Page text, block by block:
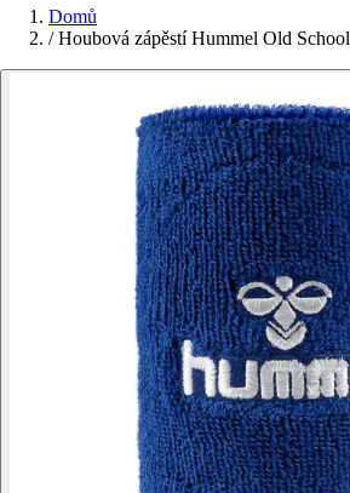
Domů
/ Houbová zápěstí Hummel Old School